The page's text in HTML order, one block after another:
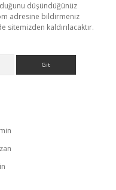
düşündüğünüz
adresine bildirmeniz
sitemizden kaldırılacaktır.